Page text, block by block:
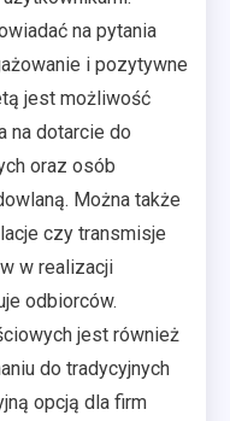
na pytania
i pozytywne
jest możliwość
na dotarcie do
oraz osób
Można także
czy transmisje
w realizacji
odbiorców.
jest również
do tradycyjnych
opcją dla firm